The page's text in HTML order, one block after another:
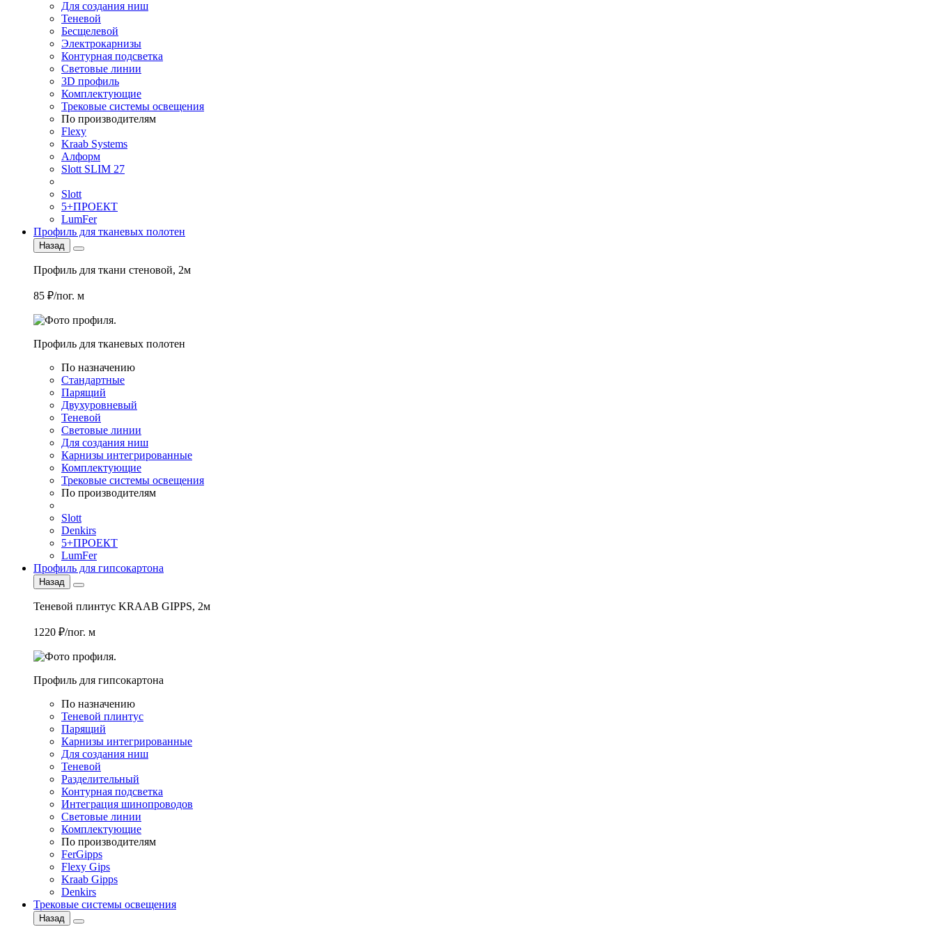
Для создания ниш
Теневой
Бесщелевой
Электрокарнизы
Контурная подсветка
Световые линии
3D профиль
Комплектующие
Трековые системы освещения
По производителям
Flexy
Kraab Systems
Алформ
Slott SLIM 27
Slott
5+ПРОЕКТ
LumFer
Профиль для тканевых полотен
Назад
Профиль для ткани стеновой, 2м
85 ₽/пог. м
Профиль для тканевых полотен
По назначению
Стандартные
Парящий
Двухуровневый
Теневой
Световые линии
Для создания ниш
Карнизы интегрированные
Комплектующие
Трековые системы освещения
По производителям
Slott
Denkirs
5+ПРОЕКТ
LumFer
Профиль для гипсокартона
Назад
Теневой плинтус KRAAB GIPPS, 2м
1220 ₽/пог. м
Профиль для гипсокартона
По назначению
Теневой плинтус
Парящий
Карнизы интегрированные
Для создания ниш
Теневой
Разделительный
Контурная подсветка
Интеграция шинопроводов
Световые линии
Комплектующие
По производителям
FerGipps
Flexy Gips
Kraab Gipps
Denkirs
Трековые системы освещения
Назад